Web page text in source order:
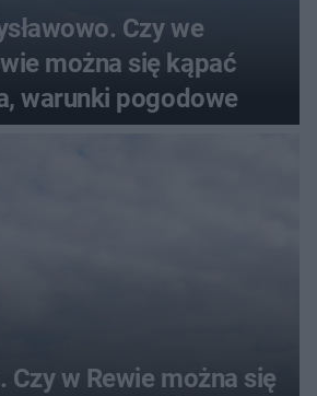
Czy we
można się kąpać
warunki pogodowe
Czy w Rewie można się